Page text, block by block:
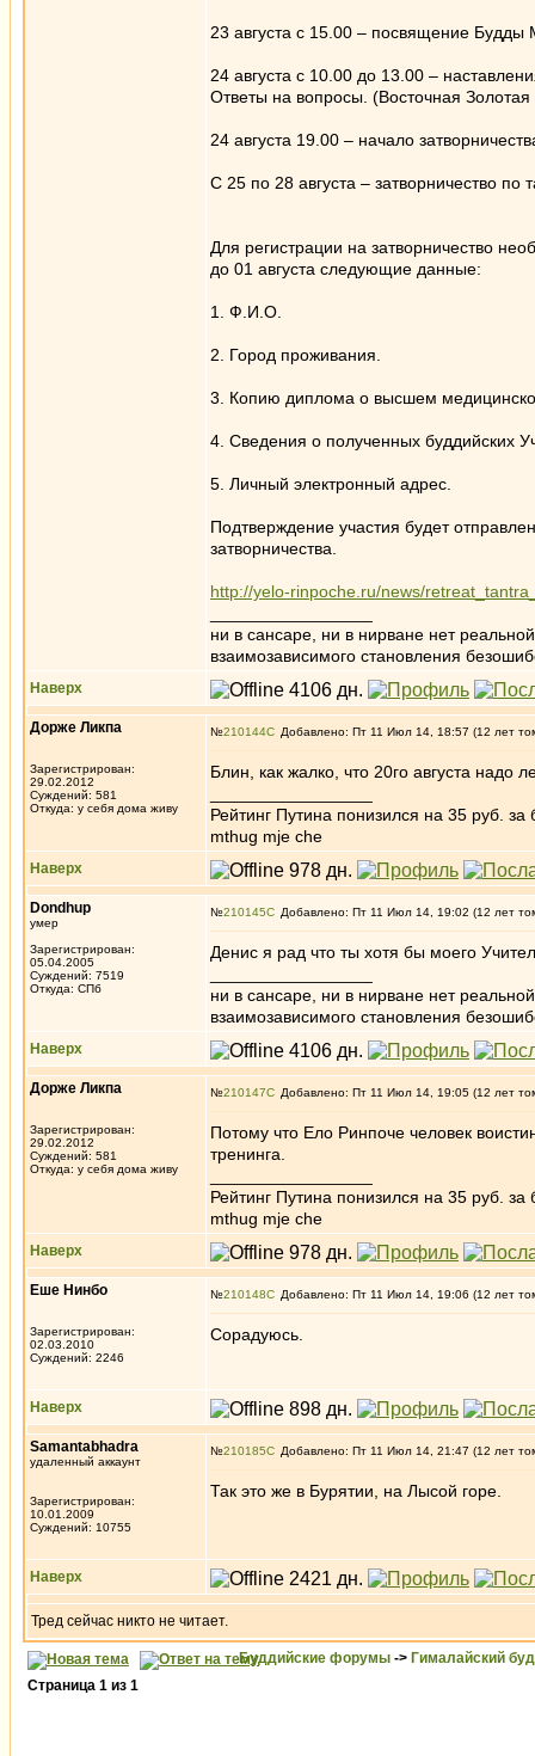
23 августа с 15.00 – посвящение
24 августа с 10.00 до 13.00 –
Ответы на вопросы. (Восточная
24 августа 19.00 – начало
С 25 по 28 августа – затворничество
Для регистрации на затворничество
до 01 августа следующие данные:
1. Ф.И.О.
2. Город проживания.
3. Копию диплома о высшем
4. Сведения о полученных буддийских
5. Личный электронный адрес.
Подтверждение участия будет
затворничества.
http://yelo-rinpoche.ru/news/
ни в сансаре, ни в нирване нет
взаимозависимого становления
Наверх
Дорже Ликпа
Зарегистрирован:
29.02.2012
Суждений: 581
Откуда: у себя дома живу
№210144 Добавлено: Пт 11 Июл 14, 18:57 (12 лет
Блин, как жалко, что 20го августа надо
Рейтинг Путина понизился на 35 руб. за
mthug mje che
Наверх
Dondhup
умер
Зарегистрирован:
05.04.2005
Суждений: 7519
Откуда: СПб
№210145 Добавлено: Пт 11 Июл 14, 19:02 (12 лет
Дениc я рад что ты хотя бы моего
ни в сансаре, ни в нирване нет
взаимозависимого становления
Наверх
Дорже Ликпа
Зарегистрирован:
29.02.2012
Суждений: 581
Откуда: у себя дома живу
№210147 Добавлено: Пт 11 Июл 14, 19:05 (12 лет
Потому что Ело Ринпоче человек
тренинга.
Рейтинг Путина понизился на 35 руб. за
mthug mje che
Наверх
Еше Нинбо
Зарегистрирован:
02.03.2010
Суждений: 2246
№210148 Добавлено: Пт 11 Июл 14, 19:06 (12 лет
Сорадуюсь.
Наверх
Samantabhadra
удаленный аккаунт
Зарегистрирован:
10.01.2009
Суждений: 10755
№210185 Добавлено: Пт 11 Июл 14, 21:47 (12 лет
Так это же в Бурятии, на Лысой горе.
Наверх
Тред сейчас никто не читает.
Буддийские форумы -> Гималайский
Страница 1 из 1